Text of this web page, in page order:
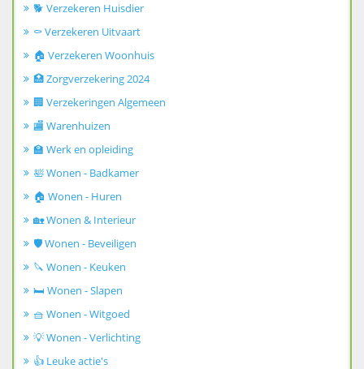
🐕 Verzekeren Huisdier
⚰️ Verzekeren Uitvaart
🏠 Verzekeren Woonhuis
🏥 Zorgverzekering 2024
🏢 Verzekeringen Algemeen
🏬 Warenhuizen
🏫 Werk en opleiding
🛀 Wonen - Badkamer
🏠 Wonen - Huren
🏡 Wonen & Interieur
🛡️ Wonen - Beveiligen
🔪 Wonen - Keuken
🛏️ Wonen - Slapen
🧺 Wonen - Witgoed
💡 Wonen - Verlichting
👍 Leuke actie's